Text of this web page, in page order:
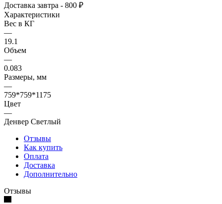
Доставка завтра - 800 ₽
Характеристики
Вес в КГ
—
19.1
Объем
—
0.083
Размеры, мм
—
759*759*1175
Цвет
—
Денвер Светлый
Отзывы
Как купить
Оплата
Доставка
Дополнительно
Отзывы